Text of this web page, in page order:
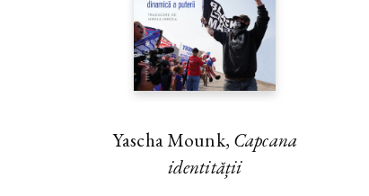
Yascha Mounk, Capcana
identității